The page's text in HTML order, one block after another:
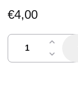
€4,00
pauzekoeken